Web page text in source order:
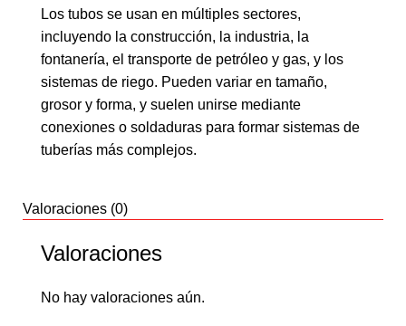
Los tubos se usan en múltiples sectores,
incluyendo la construcción, la industria, la
fontanería, el transporte de petróleo y gas, y los
sistemas de riego. Pueden variar en tamaño,
grosor y forma, y suelen unirse mediante
conexiones o soldaduras para formar sistemas de
tuberías más complejos.
Valoraciones (0)
Valoraciones
No hay valoraciones aún.